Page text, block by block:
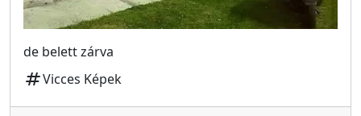
de belett zárva
tagVicces Képek